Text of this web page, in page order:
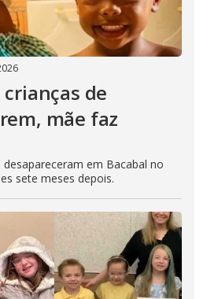
de
mãe faz
em Bacabal no
sete meses depois.